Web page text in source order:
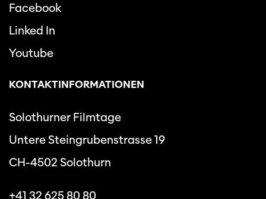
Facebook
Linked In
Youtube
KONTAKTINFORMATIONEN
Solothurner Filmtage
Untere Steingrubenstrasse 19
CH-4502 Solothurn
+41 32 625 80 80